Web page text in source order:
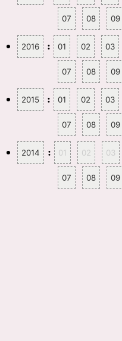
07 08 09
2016 : 01 02 03
07 08 09
2015 : 01 02 03
07 08 09
2014 : 01 02 03
07 08 09